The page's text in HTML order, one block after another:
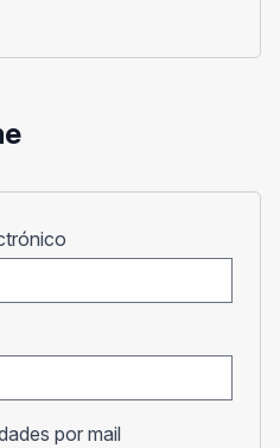
por mail